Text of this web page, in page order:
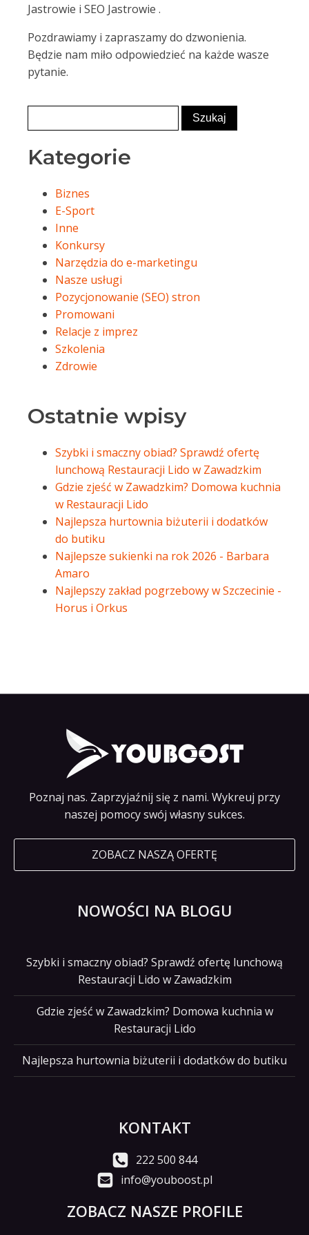
Jastrowie i SEO Jastrowie .
Pozdrawiamy i zapraszamy do dzwonienia.
Będzie nam miło odpowiedzieć na każde wasze
pytanie.
Kategorie
Biznes
E-Sport
Inne
Konkursy
Narzędzia do e-marketingu
Nasze usługi
Pozycjonowanie (SEO) stron
Promowani
Relacje z imprez
Szkolenia
Zdrowie
Ostatnie wpisy
Szybki i smaczny obiad? Sprawdź ofertę
lunchową Restauracji Lido w Zawadzkim
Gdzie zjeść w Zawadzkim? Domowa kuchnia
w Restauracji Lido
Najlepsza hurtownia biżuterii i dodatków
do butiku
Najlepsze sukienki na rok 2026 - Barbara
Amaro
Najlepszy zakład pogrzebowy w Szczecinie -
Horus i Orkus
Poznaj nas. Zaprzyjaźnij się z nami. Wykreuj przy
naszej pomocy swój własny sukces.
ZOBACZ NASZĄ OFERTĘ
NOWOŚCI NA BLOGU
Szybki i smaczny obiad? Sprawdź ofertę lunchową
Restauracji Lido w Zawadzkim
Gdzie zjeść w Zawadzkim? Domowa kuchnia w
Restauracji Lido
Najlepsza hurtownia biżuterii i dodatków do butiku
KONTAKT
222 500 844
info@youboost.pl
ZOBACZ NASZE PROFILE